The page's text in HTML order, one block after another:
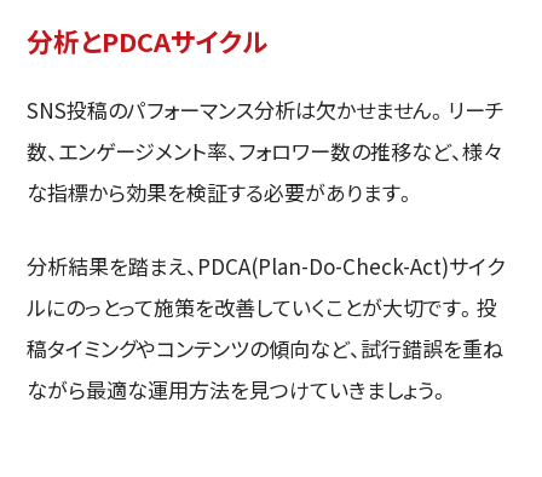
分析とPDCAサイクル
SNS投稿のパフォーマンス分析は欠かせません。リーチ
数、エンゲージメント率、フォロワー数の推移など、様々
な指標から効果を検証する必要があります。
分析結果を踏まえ、PDCA(Plan-Do-Check-Act)サイク
ルにのっとって施策を改善していくことが大切です。投
稿タイミングやコンテンツの傾向など、試行錯誤を重ね
ながら最適な運用方法を見つけていきましょう。